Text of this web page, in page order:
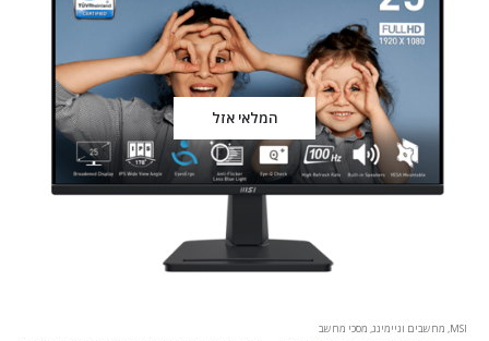
המלאי אזל
MSI
, מחשבים וגיימינג, מסכי מחשב